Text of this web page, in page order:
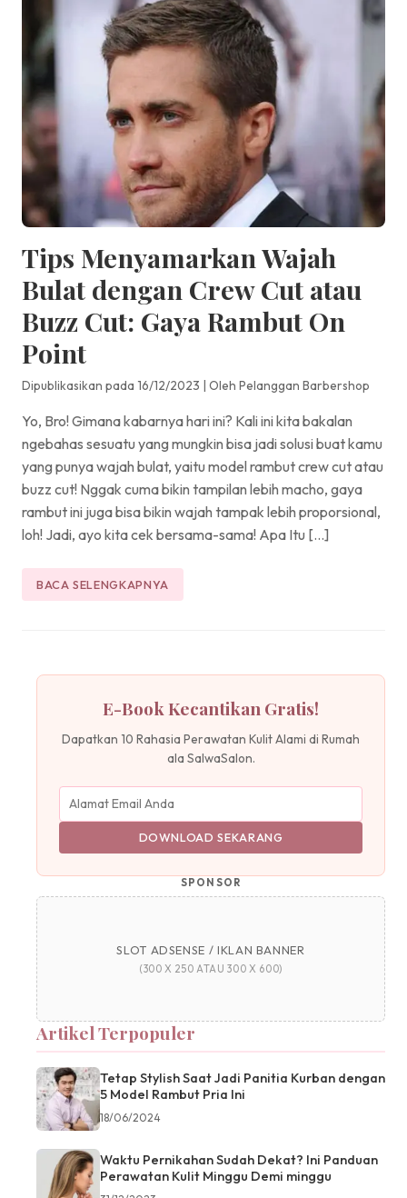
Tips Menyamarkan Wajah
Bulat dengan Crew Cut atau
Buzz Cut: Gaya Rambut On
Point
Dipublikasikan pada 16/12/2023 | Oleh Pelanggan Barbershop
Yo, Bro! Gimana kabarnya hari ini? Kali ini kita bakalan
ngebahas sesuatu yang mungkin bisa jadi solusi buat kamu
yang punya wajah bulat, yaitu model rambut crew cut atau
buzz cut! Nggak cuma bikin tampilan lebih macho, gaya
rambut ini juga bisa bikin wajah tampak lebih proporsional,
loh! Jadi, ayo kita cek bersama-sama! Apa Itu […]
BACA SELENGKAPNYA
E-Book Kecantikan Gratis!
Dapatkan 10 Rahasia Perawatan Kulit Alami di Rumah
ala SalwaSalon.
DOWNLOAD SEKARANG
SPONSOR
SLOT ADSENSE / IKLAN BANNER
(300 X 250 ATAU 300 X 600)
Artikel Terpopuler
Tetap Stylish Saat Jadi Panitia Kurban dengan
5 Model Rambut Pria Ini
18/06/2024
Waktu Pernikahan Sudah Dekat? Ini Panduan
Perawatan Kulit Minggu Demi minggu